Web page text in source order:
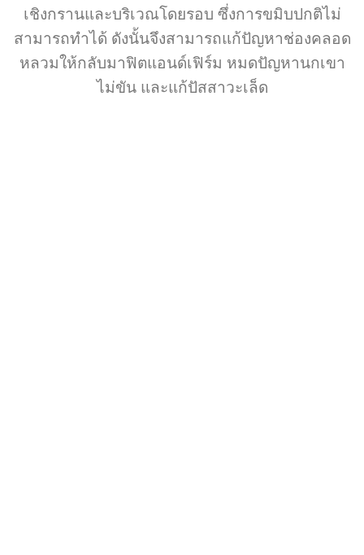
เชิงกรานและบริเวณโดยรอบ ซึ่งการขมิบปกติไม่
สามารถทำได้ ดังนั้นจึงสามารถแก้ปัญหาช่องคลอด
หลวมให้กลับมาฟิตแอนด์เฟิร์ม หมดปัญหานกเขา
ไม่ขัน และแก้ปัสสาวะเล็ด